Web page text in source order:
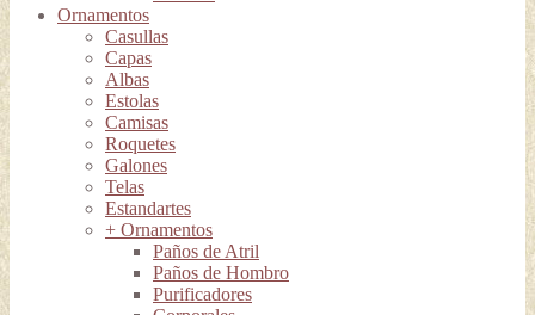
Ornamentos
Casullas
Capas
Albas
Estolas
Camisas
Roquetes
Galones
Telas
Estandartes
+ Ornamentos
Paños de Atril
Paños de Hombro
Purificadores